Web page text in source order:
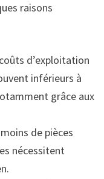
raisons
d’exploitation
inférieurs à
grâce aux
de pièces
nécessitent